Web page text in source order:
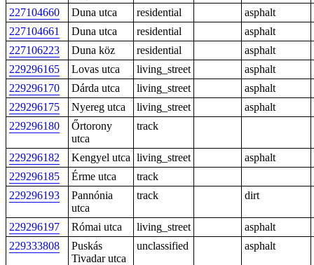
227104660 Duna utca residential
asphalt
227104661
Duna utca residential
asphalt
227106223
Duna köz residential
asphalt
229296165
Lovas utca living_street
asphalt
229296170
Dárda utca living_street
asphalt
229296175
Nyereg utca living_street
asphalt
229296180
Őrtorony
utca
track
229296182 Kengyel utca living_street
asphalt
229296185
Érme utca
track
229296193
Pannónia
utca
track dirt
229296197 Római utca living_street
asphalt
229333808
Puskás
Tivadar utca
unclassified asphalt